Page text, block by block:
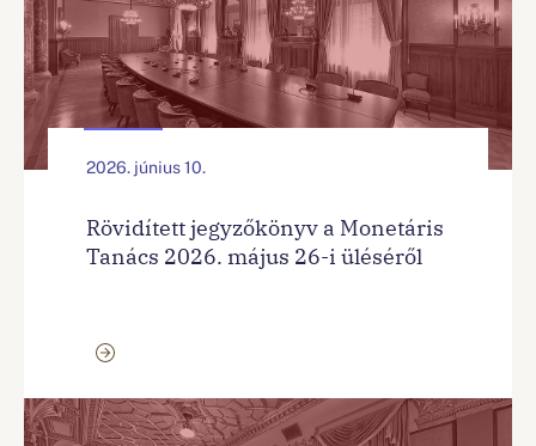
2026. június 10.
Rövidített jegyzőkönyv a Monetáris
Tanács 2026. május 26-i üléséről